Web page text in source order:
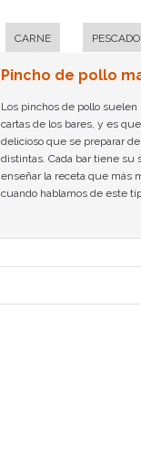
CARNE PESCADO
Pincho de pollo
Los pinchos de pollo suelen
cartas de los bares, y es
delicioso que se preparar
distintas. Cada bar tiene su
enseñar la receta que más
cuando hablamos de este